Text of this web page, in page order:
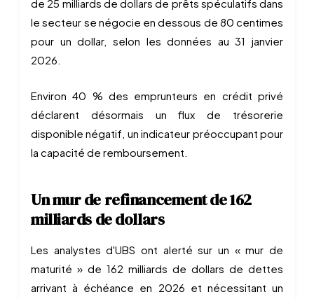
de 25 milliards de dollars de prêts spéculatifs dans
le secteur se négocie en dessous de 80 centimes
pour un dollar, selon les données au 31 janvier
2026.
Environ 40 % des emprunteurs en crédit privé
déclarent désormais un flux de trésorerie
disponible négatif, un indicateur préoccupant pour
la capacité de remboursement.
Un mur de refinancement de 162
milliards de dollars
Les analystes d'UBS ont alerté sur un « mur de
maturité » de 162 milliards de dollars de dettes
arrivant à échéance en 2026 et nécessitant un